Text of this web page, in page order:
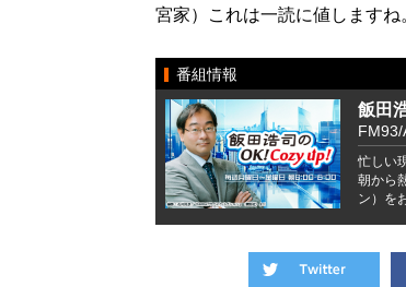
宮家）これは一読に値しますね
番組情報
飯田
忙しい
朝から
ン）を